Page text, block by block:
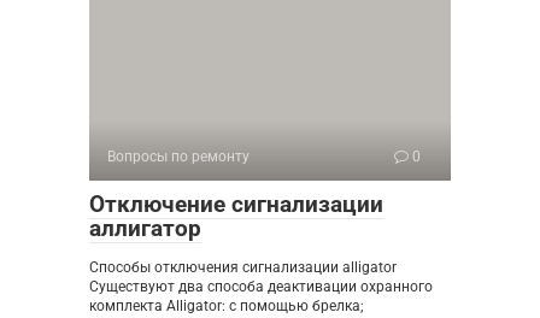
Вопросы по ремонту 0
Отключение сигнализации
аллигатор
Способы отключения сигнализации alligator
Существуют два способа деактивации охранного
комплекта Alligator: с помощью брелка;